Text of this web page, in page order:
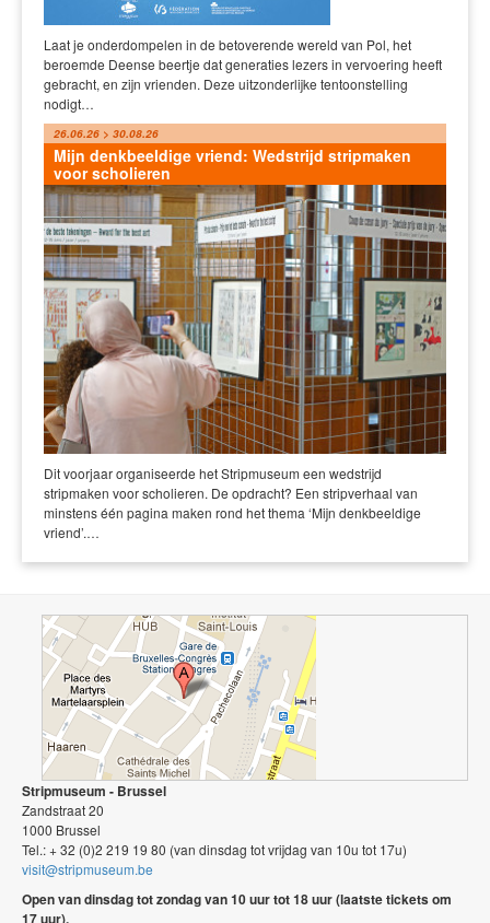
Laat je onderdompelen in de betoverende wereld van Pol, het
beroemde Deense beertje dat generaties lezers in vervoering heeft
gebracht, en zijn vrienden. Deze uitzonderlijke tentoonstelling
nodigt…
26.06.26 > 30.08.26
Mijn denkbeeldige vriend: Wedstrijd stripmaken
voor scholieren
Dit voorjaar organiseerde het Stripmuseum een wedstrijd
stripmaken voor scholieren. De opdracht? Een stripverhaal van
minstens één pagina maken rond het thema ‘Mijn denkbeeldige
vriend’.…
Stripmuseum - Brussel
Zandstraat 20
1000 Brussel
Tel.: + 32 (0)2 219 19 80 (van dinsdag tot vrijdag van 10u tot 17u)
visit@stripmuseum.be
Open van dinsdag tot zondag van 10 uur tot 18 uur (laatste tickets om
17 uur).